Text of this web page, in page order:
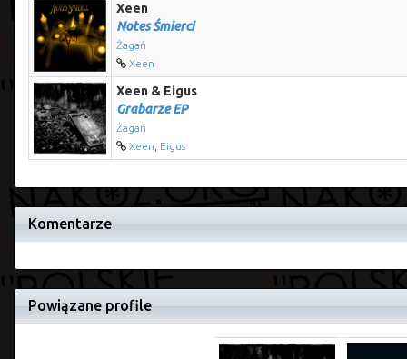
Xeen
Notes Śmierci
Żagań
Xeen
Xeen & Eigus
Grabarze EP
Żagań
Xeen
Eigus
Komentarze
Powiązane profile